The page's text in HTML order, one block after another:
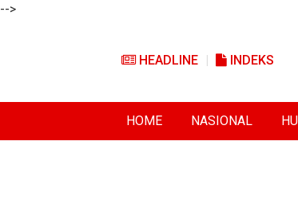
-->
HEADLINE INDEKS
HOME NASIONAL